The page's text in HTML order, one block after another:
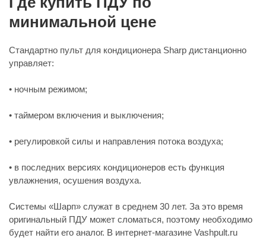
минимальной цене
Стандартно пульт для кондиционера Sharp дистанционно
управляет:
• ночным режимом;
• таймером включения и выключения;
• регулировкой силы и направления потока воздуха;
• в последних версиях кондиционеров есть функция
увлажнения, осушения воздуха.
Системы «Шарп» служат в среднем 30 лет. За это время
оригинальный ПДУ может сломаться, поэтому необходимо
будет найти его аналог. В интернет-магазине Vashpult.ru